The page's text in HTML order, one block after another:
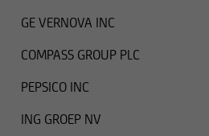
GE VERNOVA INC
COMPASS GROUP PLC
PEPSICO INC
ING GROEP NV